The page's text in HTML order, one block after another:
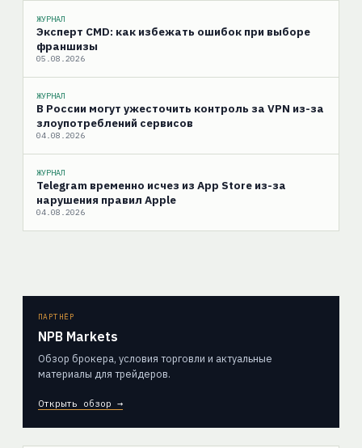
ЖУРНАЛ
Эксперт CMD: как избежать ошибок при выборе
франшизы
05.08.2026
ЖУРНАЛ
В России могут ужесточить контроль за VPN из-за
злоупотреблений сервисов
04.08.2026
ЖУРНАЛ
Telegram временно исчез из App Store из-за
нарушения правил Apple
04.08.2026
ПАРТНЁР
NPB Markets
Обзор брокера, условия торговли и актуальные
материалы для трейдеров.
Открыть обзор →